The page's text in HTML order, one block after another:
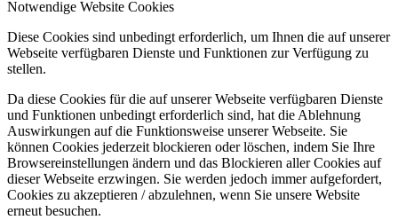
Notwendige Website Cookies
Diese Cookies sind unbedingt erforderlich, um Ihnen die auf unserer
Webseite verfügbaren Dienste und Funktionen zur Verfügung zu
stellen.
Da diese Cookies für die auf unserer Webseite verfügbaren Dienste
und Funktionen unbedingt erforderlich sind, hat die Ablehnung
Auswirkungen auf die Funktionsweise unserer Webseite. Sie
können Cookies jederzeit blockieren oder löschen, indem Sie Ihre
Browsereinstellungen ändern und das Blockieren aller Cookies auf
dieser Webseite erzwingen. Sie werden jedoch immer aufgefordert,
Cookies zu akzeptieren / abzulehnen, wenn Sie unsere Website
erneut besuchen.